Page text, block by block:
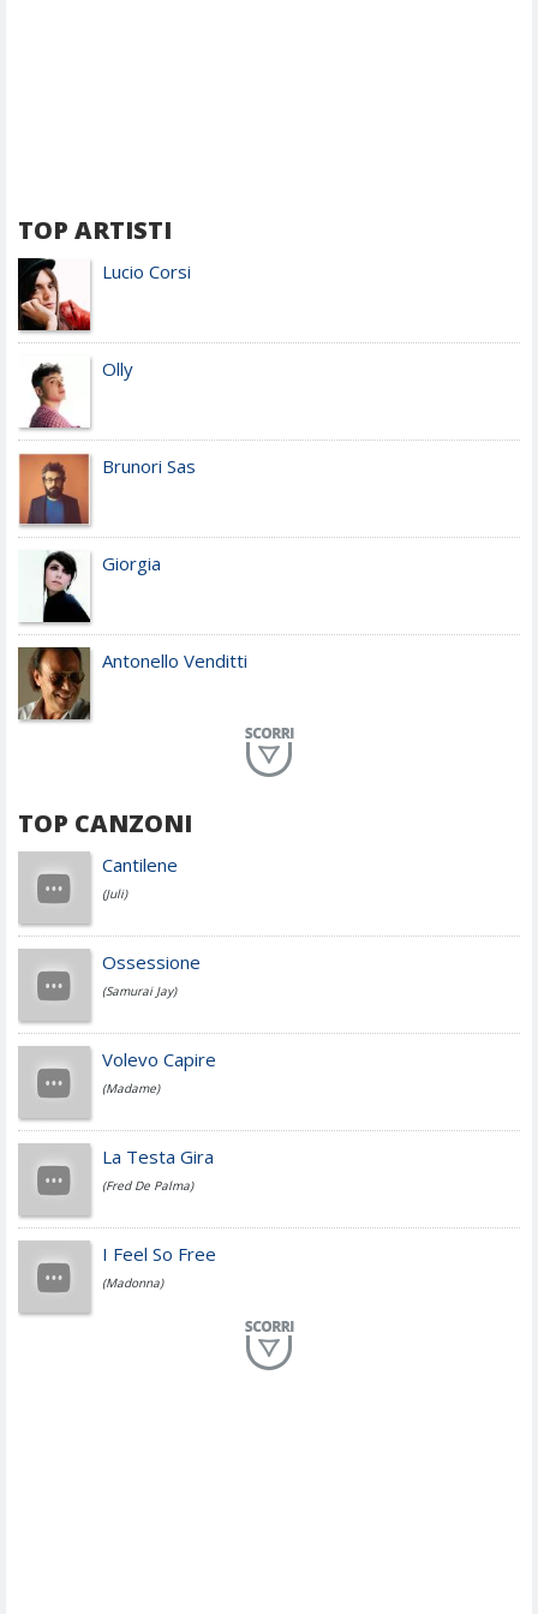
TOP ARTISTI
Lucio Corsi
Olly
Brunori Sas
Giorgia
Antonello Venditti
Achille Lauro
Cesare Cremonini
Jovanotti
Fedez
Simone Cristicchi
TOP CANZONI
Cantilene
(Juli)
Ossessione
(Samurai Jay)
Volevo Capire
(Madame)
La Testa Gira
(Fred De Palma)
I Feel So Free
(Madonna)